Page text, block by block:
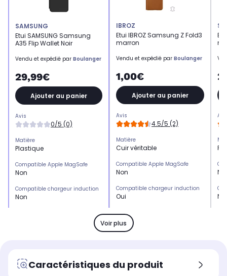
SAMSUNG
Etui SAMSUNG Samsung
A35 Flip Wallet Noir
Vendu et expédié par Boulanger
29,99€
Ajouter au panier
Avis
0/5 (0)
Matière
Plastique
Compatible Apple MagSafe
Non
Compatible chargeur induction
Non
Marque compatible
Samsung
IBROZ
Etui IBROZ Samsung Z Fold3
marron
Vendu et expédié par Boulanger
1,00€
Ajouter au panier
Avis
4.5/5 (2)
Matière
Cuir véritable
Compatible Apple MagSafe
Non
Compatible chargeur induction
Oui
Emplacement(s) carte(s)
Non
Marque compatible
Samsung
Voir plus
Caractéristiques du produit